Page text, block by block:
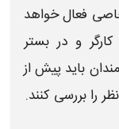
فعال خواهد
و در بستر
باید پیش از
را بررسی کنند.